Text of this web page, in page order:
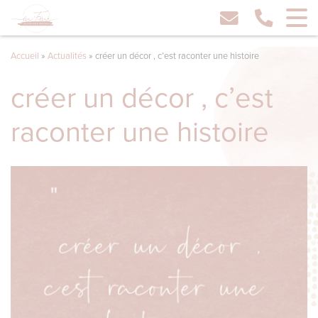
Accueil » Actualités » créer un décor , c’est raconter une histoire
créer un décor , c’est
raconter une histoire